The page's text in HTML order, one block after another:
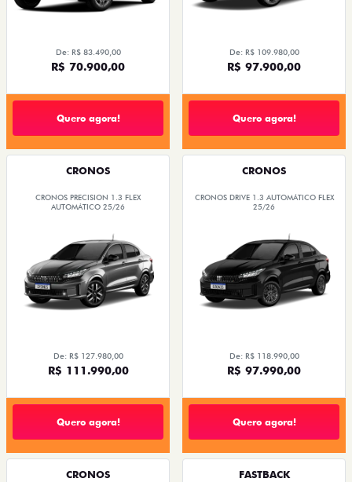
De: R$ 83.490,00
R$ 70.900,00
Quero agora!
De: R$ 109.980,00
R$ 97.900,00
Quero agora!
CRONOS
CRONOS PRECISION 1.3 FLEX
AUTOMÁTICO 25/26
De: R$ 127.980,00
R$ 111.990,00
Quero agora!
CRONOS
CRONOS DRIVE 1.3 AUTOMÁTICO FLEX
25/26
De: R$ 118.990,00
R$ 97.990,00
Quero agora!
CRONOS FASTBACK